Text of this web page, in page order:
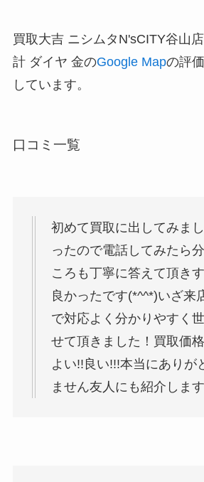
買取大吉 ニシムタN'sCITY谷山
計 ダイヤ 金のGoogle Mapの評
しています。
口コミ一覧
初めて買取に出してみま
ったので電話してみたら
ころも丁寧に答えて頂き
良かったです(*^^*)いざ来
で対応よく分かりやすく
せて頂きました！買取価
よい!!良い!!!本当にありが
ません友人にも紹介します